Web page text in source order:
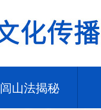
闾山法揭秘